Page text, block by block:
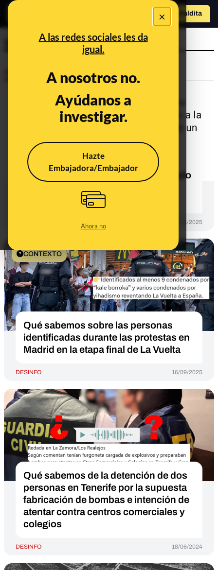
×
A las redes sociales les da
igual.
A nosotros no.
Ayúdanos a
investigar.
Hazte
Embajadora/Embajador
Ahora no
Hazte Maldito
a
yihadista
CONTEXTO
Qué sabemos del supuesto "atentado
27/11/2025
CONTEXTO
Qué sabemos sobre las personas
identificadas durante las protestas en
Madrid en la etapa final de La Vuelta
DESINFO 16/09/2025
Qué sabemos de la detención de dos
personas en Tenerife por la supuesta
fabricación de bombas e intención de
atentar contra centros comerciales y
colegios
DESINFO 18/06/2024